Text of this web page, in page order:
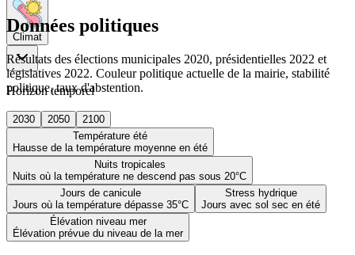
Climat
Horizon temporel
2030 2050
2100
Température été
Hausse de la température moyenne en été
Nuits tropicales
Nuits où la température ne descend pas sous 20°C
Jours de canicule
Jours où la température dépasse 35°C
Stress hydrique
Jours avec sol sec en été
Élévation niveau mer
Élévation prévue du niveau de la mer
Données politiques
Résultats des élections municipales 2020, présidentielles 2022 et
législatives 2022. Couleur politique actuelle de la mairie, stabilité
politique, taux d'abstention.